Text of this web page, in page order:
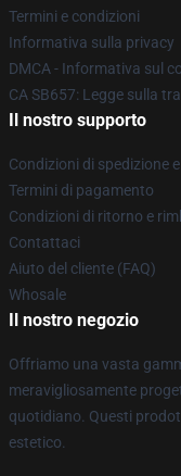
Termini e condizioni
Informativa sulla privacy
DMCA - Informativa sul
CA SB657: Legge sulla
Il nostro supporto
Condizioni di spedizione
Termini di pagamento
Condizioni di ritorno e
Contattaci
Aiuto del cliente (FAQ)
Whosale
Il nostro negozio
Offriamo una vasta
meravigliosamente
quotidiano. Questi
estetico.